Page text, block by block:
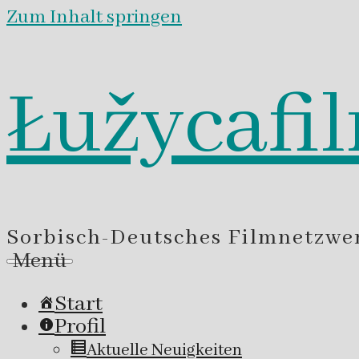
Zum Inhalt springen
Sorbisch-Deutsches
Menü
Start
Profil
Aktuelle Neuigkeiten